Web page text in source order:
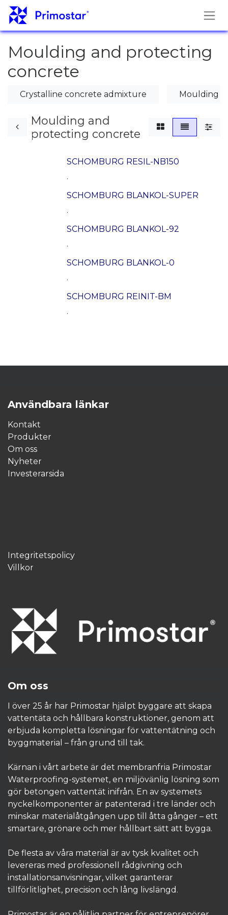
Hoppa till innehåll
Moulding and protecting
concrete
Crystalline concrete admixture Moulding
Moulding and
protecting concrete
SCHOMBURG RESIL-NB150
.
SCHOMBURG BLANKOL-SUPER
.
SCHOMBURG BLANKOL-92
.
SCHOMBURG BLANKOL-0
.
SCHOMBURG REINIT-BM
.
Användbara länkar
Kontakt
Produkter
Om oss
Nyheter
Investerarsida
Integritetspolicy
Villkor
Om oss
I över 25 år har Primostar hjälpt byggare att skapa
vattentäta och hållbara konstruktioner, genom att
erbjuda kompletta lösningar för vattentätning och
byggmaterial – från grund till tak.
Kärnan i vårt arbete är det membranfria Primostar
Waterproofing-systemet, en miljövänlig lösning som
gör betongen vattentät inifrån. En av systemets
nyckelkomponenter är patenterad i tre länder och
minskar materialåtgången upp till åtta gånger – ett
smartare, grönare och mer hållbart sätt att bygga.
De flesta av våra material är av tysk kvalitet och
levereras med professionell rådgivning och
installationsanvisningar, vilket garanterar
tillförlitlighet, precision och lång livslängd.